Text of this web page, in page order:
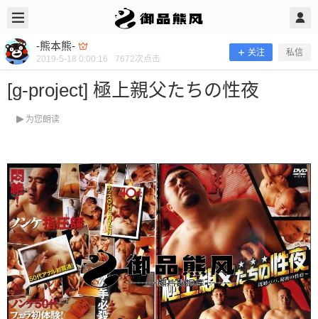
-熊本熊-
2019-5-18 0:00:16 7672次点击
关注 私信
[g-project] 極上親父たちの性夜
为您朗读
-熊本熊- @ 御品熊风 2019/5/18
[g-project] 極上親父たちの性夜
当前隐藏内容需要支付100熊币 已有100人支付 登